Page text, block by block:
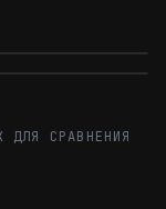
ДЛЯ СРАВНЕНИЯ